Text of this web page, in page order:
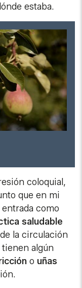
estaba.
coloquial,
que en mi
como
saludable
la circulación
algún
o uñas